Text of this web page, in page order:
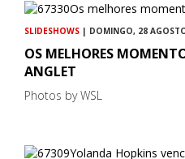
SLIDESHOWS | DOMINGO, 28
OS MELHORES
ANGLET
Photos by WSL